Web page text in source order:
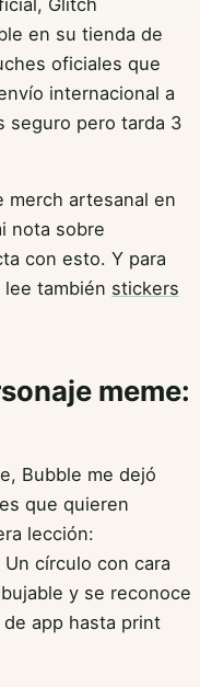
en su tienda de
oficiales que
internacional a
seguro pero tarda 3
merch artesanal en
nota sobre
con esto. Y para
también stickers
meme:
Bubble me dejó
que quieren
lección:
círculo con cara
y se reconoce
app hasta print